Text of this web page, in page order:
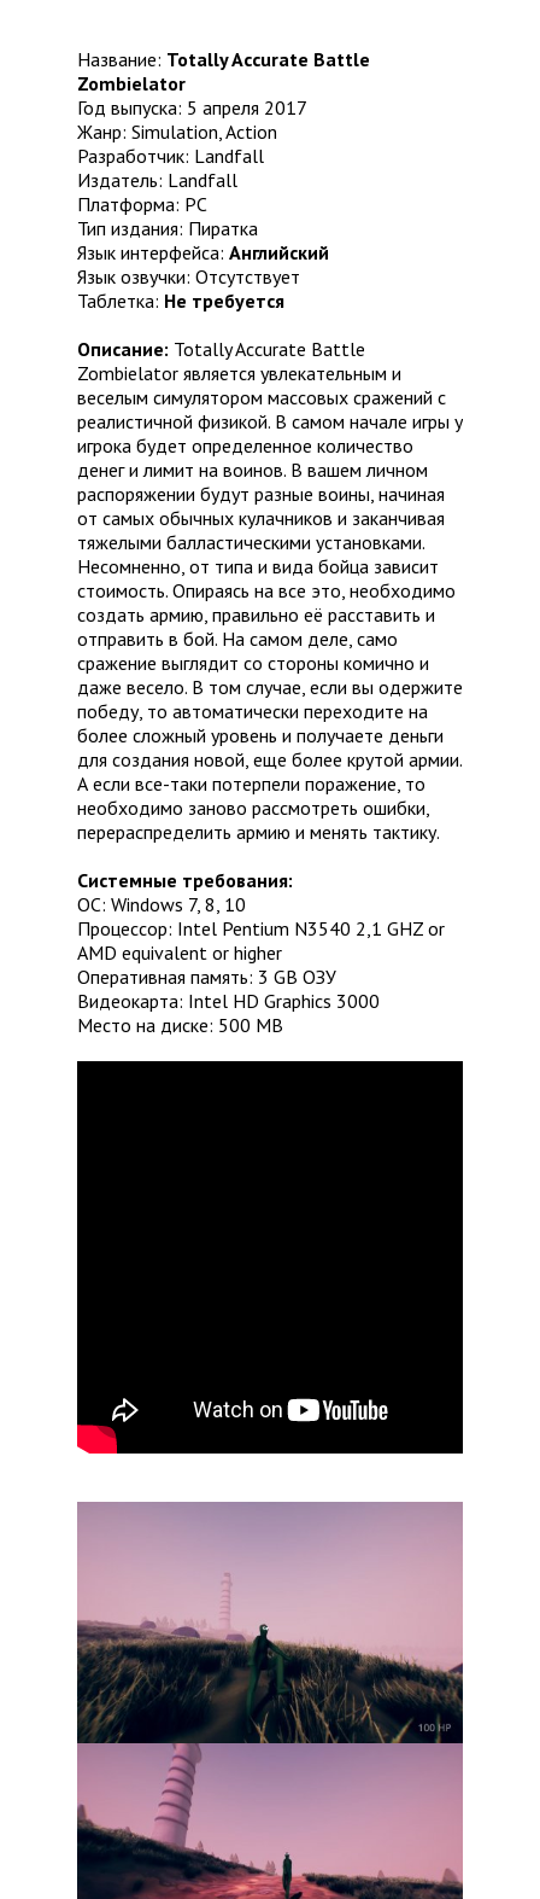
Название: Totally Accurate Battle
Zombielator
Год выпуска: 5 апреля 2017
Жанр: Simulation, Action
Разработчик: Landfall
Издатель: Landfall
Платформа: PC
Тип издания: Пиратка
Язык интерфейса: Английский
Язык озвучки: Отсутствует
Таблетка: Не требуется
Описание: Totally Accurate Battle
Zombielator является увлекательным и
веселым симулятором массовых сражений с
реалистичной физикой. В самом начале игры у
игрока будет определенное количество
денег и лимит на воинов. В вашем личном
распоряжении будут разные воины, начиная
от самых обычных кулачников и заканчивая
тяжелыми балластическими установками.
Несомненно, от типа и вида бойца зависит
стоимость. Опираясь на все это, необходимо
создать армию, правильно её расставить и
отправить в бой. На самом деле, само
сражение выглядит со стороны комично и
даже весело. В том случае, если вы одержите
победу, то автоматически переходите на
более сложный уровень и получаете деньги
для создания новой, еще более крутой армии.
А если все-таки потерпели поражение, то
необходимо заново рассмотреть ошибки,
перераспределить армию и менять тактику.
Системные требования:
ОС: Windows 7, 8, 10
Процессор: Intel Pentium N3540 2,1 GHZ or
AMD equivalent or higher
Оперативная память: 3 GB ОЗУ
Видеокарта: Intel HD Graphics 3000
Место на диске: 500 MB